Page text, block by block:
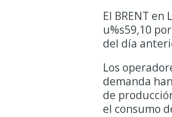
El BRENT
u%s59,10
del día
Los
demanda
de
el consumo